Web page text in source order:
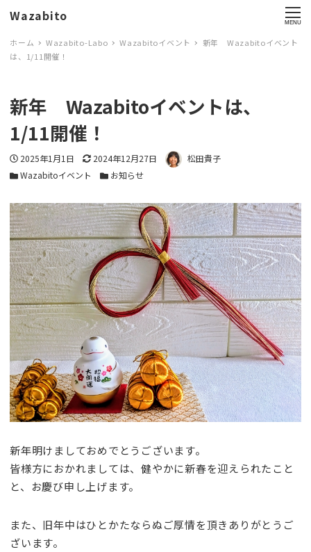
Wazabito MENU
ホーム Wazabito-Labo Wazabitoイベント
新年 Wazabitoイベント
は、1/11開催！
新年 Wazabitoイベントは、
1/11開催！
投稿日
2025年1月1日 更新日
2024年12月27日 著者 松田貴子
カテゴリー
Wazabitoイベント カテゴリー
お知らせ
新年明けましておめでとうございます。
皆様方におかれましては、健やかに新春を迎えられたこと
と、お慶び申し上げます。
また、旧年中はひとかたならぬご厚情を頂きありがとうご
ざいます。